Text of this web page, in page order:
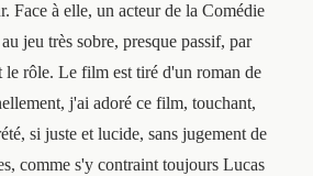
Face à elle, un acteur de la Comédie
jeu très sobre, presque passif, par
le rôle. Le film est tiré d'un roman de
j'ai adoré ce film, touchant,
si juste et lucide, sans jugement de
comme s'y contraint toujours Lucas